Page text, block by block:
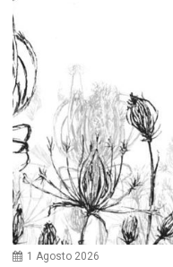
1 Agosto 2026